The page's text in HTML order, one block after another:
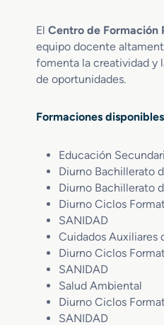
El Centro de Formación
equipo docente
fomenta la creatividad y
de oportunidades.
Formaciones disponibles
Educación
Diurno Bachillerato
Diurno Bachillerato
Diurno Ciclos
SANIDAD
Cuidados Auxiliares
Diurno Ciclos
SANIDAD
Salud Ambiental
Diurno Ciclos
SANIDAD